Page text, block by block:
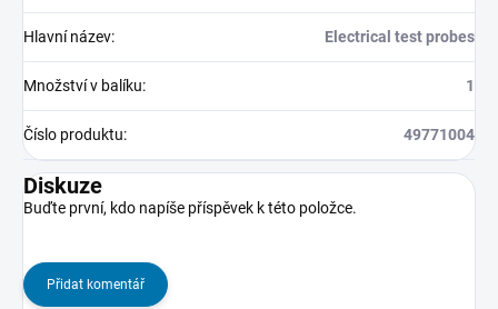
Hlavní název: Electrical test probes
Množství v balíku: 1
Číslo produktu: 49771004
Diskuze
Buďte první, kdo napíše příspěvek k této položce.
Přidat komentář